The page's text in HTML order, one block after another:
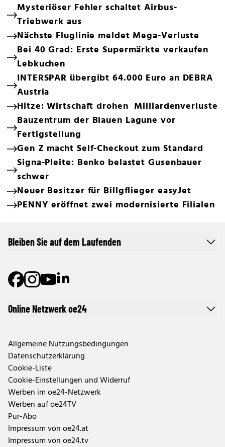
Mysteriöser Fehler schaltet Airbus-
Triebwerk aus
Nächste Fluglinie meldet Mega-Verluste
Bei 40 Grad: Erste Supermärkte verkaufen
Lebkuchen
INTERSPAR übergibt 64.000 Euro an DEBRA
Austria
Hitze: Wirtschaft drohen Milliardenverluste
Bauzentrum der Blauen Lagune vor
Fertigstellung
Gen Z macht Self-Checkout zum Standard
Signa-Pleite: Benko belastet Gusenbauer
schwer
Neuer Besitzer für Billgflieger easyJet
PENNY eröffnet zwei modernisierte Filialen
Online Netzwerk oe24
Allgemeine Nutzungsbedingungen
Datenschutzerklärung
Cookie-Liste
Cookie-Einstellungen und Widerruf
Werben im oe24-Netzwerk
Werben auf oe24TV
Pur-Abo
Impressum von oe24.at
Impressum von oe24.tv
Bleiben Sie auf dem Laufenden